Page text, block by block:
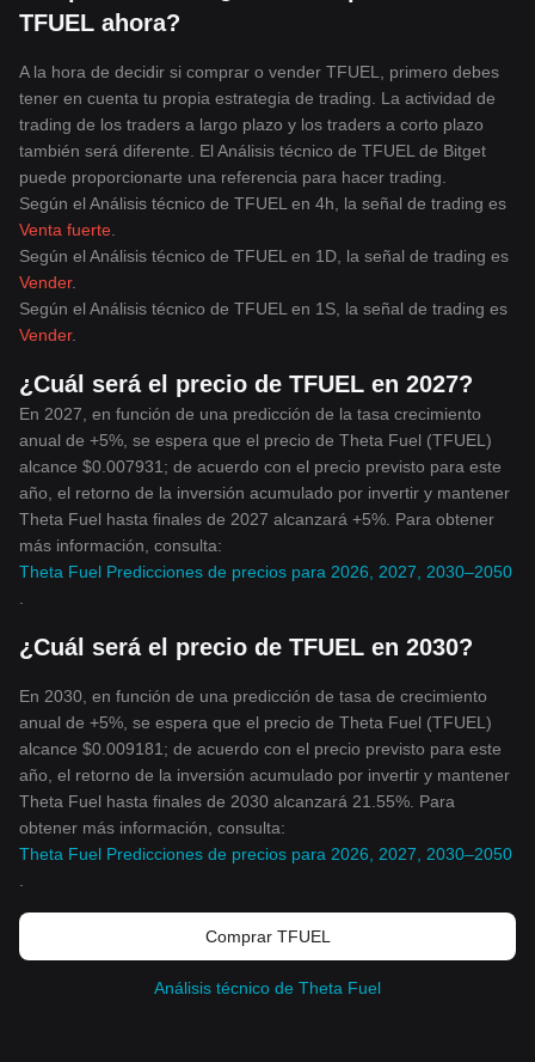
revolucionando la distribución de contenidos de video peer-to-
peer a través de la tecnología blockchain. Con su potente
seguras y rápidas y fomenta un enfoque descentralizado y
eficiente de la distribución de contenido, eliminando los
problemas que plantean el ancho de banda limitado de los
servidores y la calidad inferior del streaming. Como token
operativo del protocolo Theta, TFUEL facilita diversos servicios
que van desde compartir streams de video hasta participar en
smart contracts, impulsando así un impacto significativo en el
sector financiero con su capitalización de mercado de más de
197 millones de dólares. Además, el crecimiento y desarrollo
continuos supervisados por pioneros del sector, entre ellos los
cofundadores de YouTube y Twitch, apuntan a una trayectoria
anima a los inversores y entusiastas de las criptomonedas a
seguir de cerca el rendimiento de TFUEL en el mercado y
aprovechar su potencial para redefinir la dinámica financiera de
la industria de distribución de contenido.
TFUEL ahora?
A la hora de decidir si comprar o vender TFUEL, primero debes
tener en cuenta tu propia estrategia de trading. La actividad de
trading de los traders a largo plazo y los traders a corto plazo
también será diferente. El Análisis técnico de TFUEL de Bitget
puede proporcionarte una referencia para hacer trading.
Según el Análisis técnico de TFUEL en 4h, la señal de trading es
Venta fuerte
Según el Análisis técnico de TFUEL en 1D, la señal de trading es
Vender.
Según el Análisis técnico de TFUEL en 1S, la señal de trading es
Vender.
¿Cuál será el precio de TFUEL en 2027?
En 2027, en función de una predicción de la tasa crecimiento
anual de +5%, se espera que el precio de Theta Fuel (TFUEL)
alcance $0.007931; de acuerdo con el precio previsto para este
año, el retorno de la inversión acumulado por invertir y mantener
Theta Fuel hasta finales de 2027 alcanzará +5%. Para obtener
más información, consulta:
Theta Fuel Predicciones de precios para 2026, 2027, 2030–2050
¿Cuál será el precio de TFUEL en 2030?
En 2030, en función de una predicción de tasa de crecimiento
anual de +5%, se espera que el precio de Theta Fuel (TFUEL)
alcance $0.009181; de acuerdo con el precio previsto para este
año, el retorno de la inversión acumulado por invertir y mantener
Theta Fuel hasta finales de 2030 alcanzará 21.55%. Para
obtener más información, consulta:
Theta Fuel Predicciones de precios para 2026, 2027, 2030–2050
Comprar TFUEL
Análisis técnico de Theta Fuel